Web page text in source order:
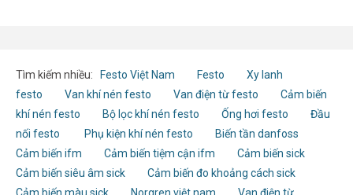
Tìm kiếm nhiều: Festo Việt Nam Festo
Xy lanh
festo
Van khí nén festo Van điện từ festo
Cảm biến
khí nén festo
Bộ lọc khí nén festo Ống hơi festo
Đầu
nối festo
Phụ kiện khí nén festo
Biến tần danfoss
Cảm biến ifm
Cảm biến tiệm cận ifm
Cảm biến sick
Cảm biến siêu âm sick
Cảm biến đo khoảng cách sick
Cảm biến màu sick
Norgren việt nam
Van điện từ